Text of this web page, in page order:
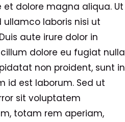
dolore magna aliqua. Ut
laboris nisi ut
aute irure dolor in
dolore eu fugiat nulla
non proident, sunt in
id est laborum. Sed ut
sit voluptatem
totam rem aperiam,